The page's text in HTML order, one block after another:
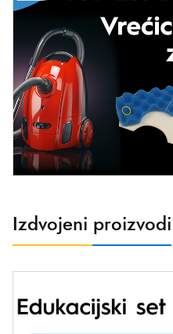
Izdvojeni proizvodi